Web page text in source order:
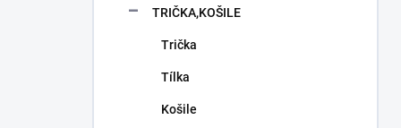
TRIČKA,KOŠILE
Trička
Tílka
Košile